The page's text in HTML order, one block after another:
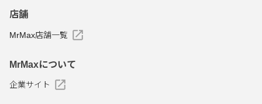
店舗
MrMax店舗一覧
MrMaxについて
企業サイト